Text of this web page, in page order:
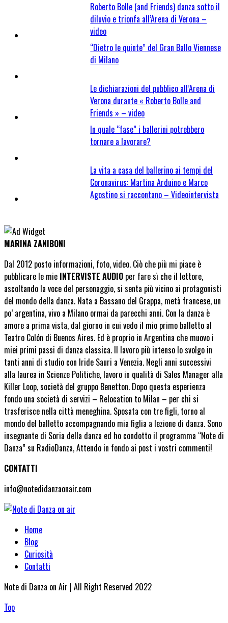
Roberto Bolle (and Friends) danza sotto il
diluvio e trionfa all’Arena di Verona –
video
“Dietro le quinte” del Gran Ballo Viennese
di Milano
Le dichiarazioni del pubblico all’Arena di
Verona durante « Roberto Bolle and
Friends » – video
In quale “fase” i ballerini potrebbero
tornare a lavorare?
La vita a casa del ballerino ai tempi del
Coronavirus: Martina Arduino e Marco
Agostino si raccontano – Videointervista
MARINA ZANIBONI
Dal 2012 posto informazioni, foto, video. Ciò che più mi piace è
pubblicare le mie INTERVISTE AUDIO per fare sì che il lettore,
ascoltando la voce del personaggio, si senta più vicino ai protagonisti
del mondo della danza. Nata a Bassano del Grappa, metà francese, un
po’ argentina, vivo a Milano ormai da parecchi anni. Con la danza è
amore a prima vista, dal giorno in cui vedo il mio primo balletto al
Teatro Colón di Buenos Aires. Ed è proprio in Argentina che muovo i
miei primi passi di danza classica. Il lavoro più intenso lo svolgo in
tanti anni di studio con Iride Sauri a Venezia. Negli anni successivi
alla laurea in Scienze Politiche, lavoro in qualità di Sales Manager alla
Killer Loop, società del gruppo Benetton. Dopo questa esperienza
fondo una società di servizi – Relocation to Milan – per chi si
trasferisce nella città meneghina. Sposata con tre figli, torno al
mondo del balletto accompagnando mia figlia a lezione di danza. Sono
insegnante di Soria della danza ed ho condotto il programma “Note di
Danza” su RadioDanza, Attendo in fondo ai post i vostri commenti!
CONTATTI
info@notedidanzaonair.com
Home
Blog
Curiosità
Contatti
Note di Danza on Air | All Right Reserved 2022
Top